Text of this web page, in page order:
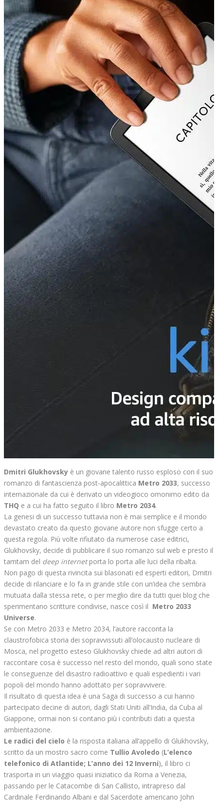
Dmitri Glukhovsky è un giovane talento russo esploso con il suo
romanzo di fantascienza post-apocalittica Metro 2033, successo
internazionale da cui è derivato un videogioco omonimo edito da
THQ e a cui ha fatto seguito il libro Metro 2034.
La genesi di un successo tuttavia non è mai semplice e il mondo
devastato creato da questo giovane autore non sfugge certo a
questa regola. Più volte rifiutato da numerose case editrici,
Glukhovsky, decide di pubblicare il suo romanzo sul web e presto il
tamtam del deep internetporta lo porta alle luci della ribalta.
Non pago di questa rivincita sui blasonati ed esperti editori, Dmitri
decide di rilanciare e lo fa in grande stile con un’idea che sembra
mutuata dalla stessa rete, o per meglio dire da tutti quei blog che
sperimentano scritture condivise, nasce così il Metro 2033
Universe.
Se con Metro 2033 e Metro 2034, l’autore racconta la
claustrofobica storia dei sopravvissuti all’olocausto nucleare di
Mosca, nel progetto esteso Glukhovsky chiede ad altri autori di
raccontare cosa è successo nel resto del mondo, quali sono state
le conseguenze del disastro radioattivo e quali espedienti i vari
popoli del mondo hanno adottato per sopravvivere.
Il risultato di questa idea è una Saga di successo a cui hanno
partecipato decine di autori, dagli Stati Uniti all’India, da Cuba al
Giappone, ormai non si contano più i contributi dati a questa
ambientazione.
Le radici del cielo è la risposta italiana all’appello di Glukhovsky,
scritto da un mostro sacro come Tullio Avoledo (L’elenco
telefonico di Atlantide; L’anno dei 12 Inverni), il libro ci
trasporta in un viaggio quasi iniziatico da Roma a Venezia,
passando per le Catacombe di San Callisto, intrapreso dal
Cardinale Ferdinando Albani e dal Sacerdote americano John